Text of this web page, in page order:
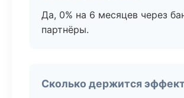
Да, 0% на 6 месяцев через
партнёры.
Сколько держится